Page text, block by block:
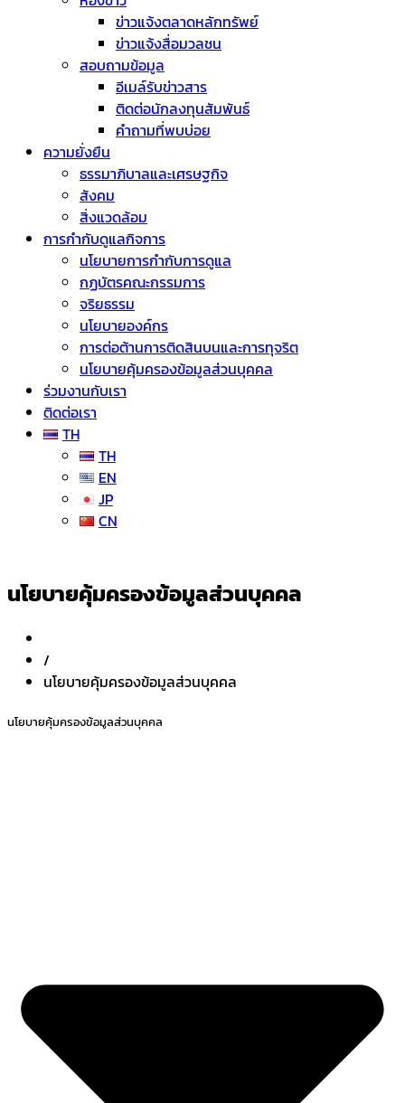
ข่าวแจ้งตลาดหลักทรัพย์
ข่าวแจ้งสื่อมวลชน
สอบถามข้อมูล
อีเมล์รับข่าวสาร
ติดต่อนักลงทุนสัมพันธ์
คำถามที่พบบ่อย
ความยั่งยืน
ธรรมาภิบาลและเศรษฐกิจ
สังคม
สิ่งแวดล้อม
การกำกับดูแลกิจการ
นโยบายการกำกับการดูแล
กฏบัตรคณะกรรมการ
จริยธรรม
นโยบายองค์กร
การต่อต้านการติดสินบนและการทุจริต
นโยบายคุ้มครองข้อมูลส่วนบุคคล
ร่วมงานกับเรา
ติดต่อเรา
TH
TH
EN
JP
CN
นโยบายคุ้มครองข้อมูลส่วนบุคคล
/
นโยบายคุ้มครองข้อมูลส่วนบุคคล
นโยบายคุ้มครองข้อมูลส่วนบุคคล​